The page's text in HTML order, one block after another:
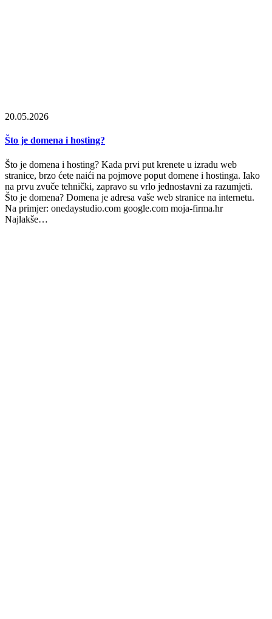
20.05.2026
Što je domena i hosting?
Što je domena i hosting? Kada prvi put krenete u izradu web
stranice, brzo ćete naići na pojmove poput domene i hostinga. Iako
na prvu zvuče tehnički, zapravo su vrlo jednostavni za razumjeti.
Što je domena? Domena je adresa vaše web stranice na internetu.
Na primjer: onedaystudio.com google.com moja-firma.hr
Najlakše…